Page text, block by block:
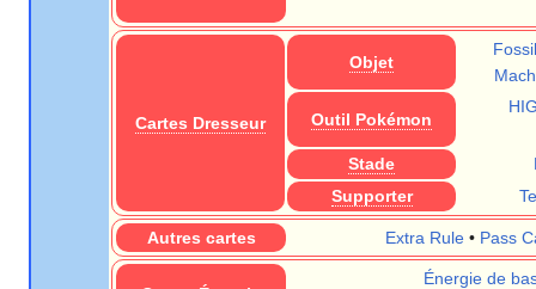
Cartes Dresseur
Objet
Outil Pokémon
Stade
Supporter
Autres cartes Extra Rule• Pass
Énergie de